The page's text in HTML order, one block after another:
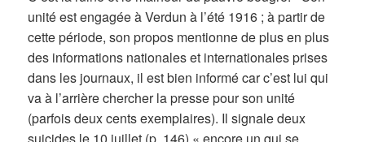
unité est engagée à Verdun à l’été 1916 ; à partir de
cette période, son propos mentionne de plus en plus
des informations nationales et internationales prises
dans les journaux, il est bien informé car c’est lui qui
va à l’arrière chercher la presse pour son unité
(parfois deux cents exemplaires). Il signale deux